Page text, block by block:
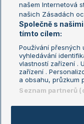
Livesport Daily
LS Prague Open
Podmínky užití
GDPR a žurnalistika
Kontakt
našem Internetová
našich Zásadách
Společně s
tímto cílem:
Používání přesných
vyhledávání
vlastností zařízení .
zařízení .
a obsahu, průzkum
Seznam partnerů